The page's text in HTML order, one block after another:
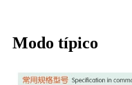
Modo típico